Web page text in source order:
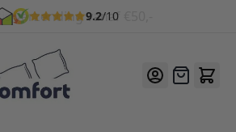
9.2/10
Offerte